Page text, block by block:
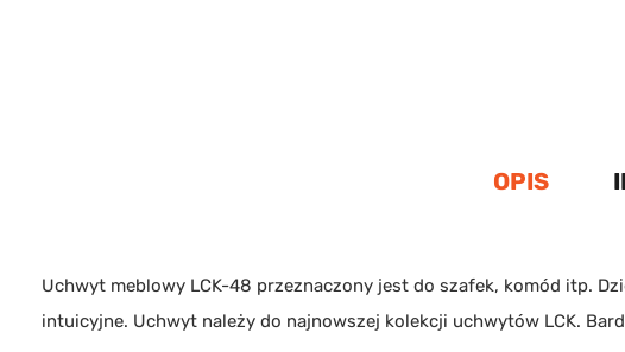
OPIS
Uchwyt meblowy LCK-48 przeznaczony jest do szafek, komód itp.
intuicyjne. Uchwyt należy do najnowszej kolekcji uchwytów LCK.